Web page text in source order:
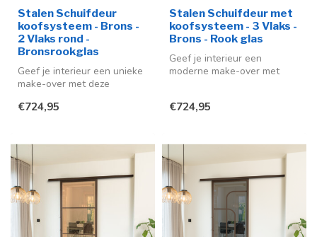
Stalen Schuifdeur
koofsysteem - Brons -
2 Vlaks rond -
Bronsrookglas
Geef je interieur een unieke
make-over met deze
...
€724,95
Stalen Schuifdeur met
koofsysteem - 3 Vlaks -
Brons - Rook glas
Geef je interieur een
moderne make-over met
€724,95